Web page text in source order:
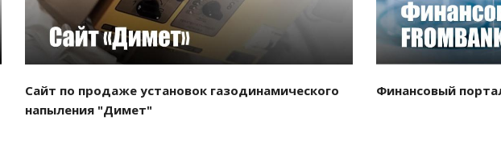
Сайт по продаже установок газодинамического
напыления "Димет"
Финансовый портал